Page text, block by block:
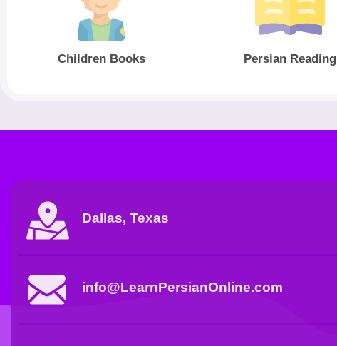
Children Books Persian Reading
Dallas, Texas
info@LearnPersianOnline.com